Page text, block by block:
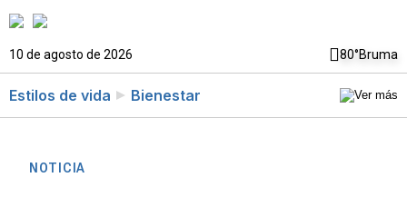
10 de agosto de 2026 80°Bruma
Estilos de vida Bienestar
NOTICIA